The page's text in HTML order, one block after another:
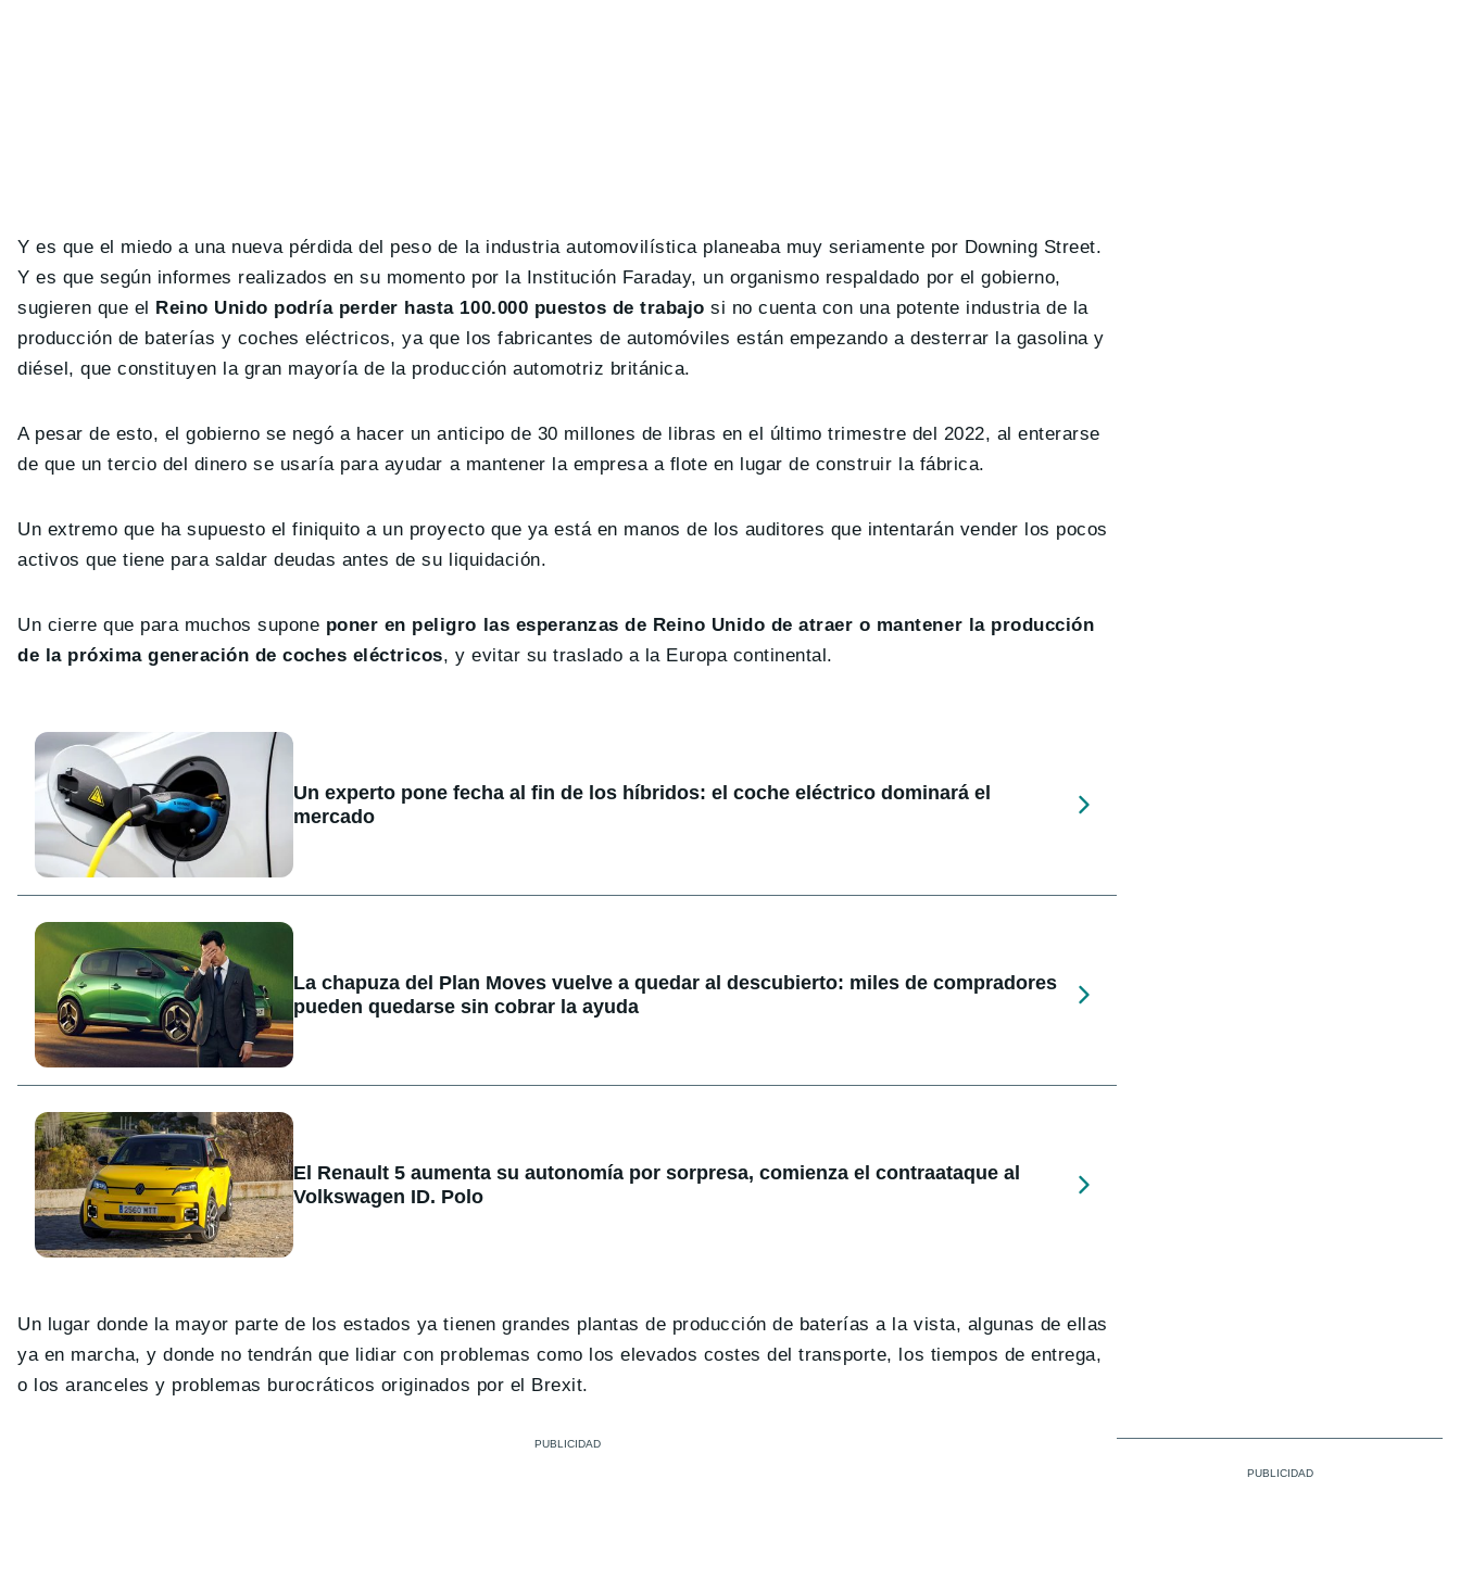
Y es que el miedo a una nueva pérdida del peso de la industria automovilística planeaba muy seriamente por Downing Street.
Y es que según informes realizados en su momento por la Institución Faraday, un organismo respaldado por el gobierno,
sugieren que el
Reino Unido podría perder hasta 100.000 puestos de trabajo si no cuenta con una potente industria de la
producción de baterías y coches eléctricos, ya que los fabricantes de automóviles están empezando a desterrar la gasolina y
diésel, que constituyen la gran mayoría de la producción automotriz británica.
A pesar de esto, el gobierno se negó a hacer un anticipo de 30 millones de libras en el último trimestre del 2022, al enterarse
de que un tercio del dinero se usaría para ayudar a mantener la empresa a flote en lugar de construir la fábrica.
Un extremo que ha supuesto el finiquito a un proyecto que ya está en manos de los auditores que intentarán vender los pocos
activos que tiene para saldar deudas antes de su liquidación.
Un cierre que para muchos supone poner en peligro las esperanzas de Reino Unido de atraer o mantener la producción
de la próxima generación de coches eléctricos, y evitar su traslado a la Europa continental.
Un experto pone fecha al fin de los híbridos: el coche eléctrico dominará el
mercado
La chapuza del Plan Moves vuelve a quedar al descubierto: miles de compradores
pueden quedarse sin cobrar la ayuda
El Renault 5 aumenta su autonomía por sorpresa, comienza el contraataque al
Volkswagen ID. Polo
Un lugar donde la mayor parte de los estados ya tienen grandes plantas de producción de baterías a la vista, algunas de ellas
ya en marcha, y donde no tendrán que lidiar con problemas como los elevados costes del transporte, los tiempos de entrega,
o los aranceles y problemas burocráticos originados por el Brexit.